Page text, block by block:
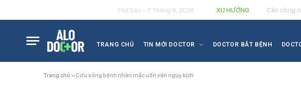
Thứ Sáu - 7 Tháng 8, 2026 XU HƯỚNG Cần công
TRANG CHỦ TIN MỚI DOCTOR DOCTOR BẮT BỆNH
Trang chủ » Cứu sống bệnh nhân mắc uốn ván nguy kịch